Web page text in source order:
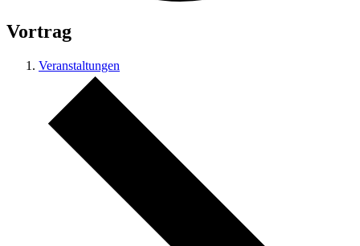
Vortrag
Veranstaltungen